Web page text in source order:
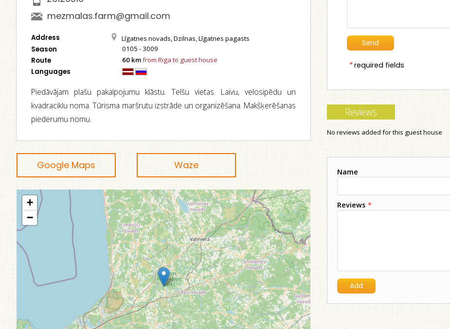
mezmalas.farm@gmail.com
Address Līgatnes novads, Dzilnas, Līgatnes pagasts
Season 0105 - 3009
Route 60 kmfrom Riga to guest house
Languages
Piedāvājam plašu pakalpojumu klāstu. Telšu vietas. Laivu, velosipēdu un
kvadraciklu noma. Tūrisma maršrutu izstrāde un organizēšana. Makšķerēšanas
piederumu nomu.
Google Maps Waze
+
−
*required fields
Reviews
No reviews added for this guest house
Name
Reviews *